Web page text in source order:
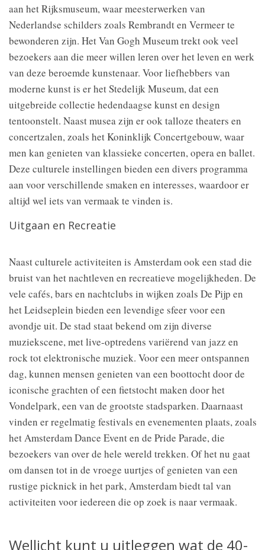
aan het Rijksmuseum, waar meesterwerken van
Nederlandse schilders zoals Rembrandt en Vermeer te
bewonderen zijn. Het Van Gogh Museum trekt ook veel
bezoekers aan die meer willen leren over het leven en werk
van deze beroemde kunstenaar. Voor liefhebbers van
moderne kunst is er het Stedelijk Museum, dat een
uitgebreide collectie hedendaagse kunst en design
tentoonstelt. Naast musea zijn er ook talloze theaters en
concertzalen, zoals het Koninklijk Concertgebouw, waar
men kan genieten van klassieke concerten, opera en ballet.
Deze culturele instellingen bieden een divers programma
aan voor verschillende smaken en interesses, waardoor er
altijd wel iets van vermaak te vinden is.
Uitgaan en Recreatie
Naast culturele activiteiten is Amsterdam ook een stad die
bruist van het nachtleven en recreatieve mogelijkheden. De
vele cafés, bars en nachtclubs in wijken zoals De Pijp en
het Leidseplein bieden een levendige sfeer voor een
avondje uit. De stad staat bekend om zijn diverse
muziekscene, met live-optredens variërend van jazz en
rock tot elektronische muziek. Voor een meer ontspannen
dag, kunnen mensen genieten van een boottocht door de
iconische grachten of een fietstocht maken door het
Vondelpark, een van de grootste stadsparken. Daarnaast
vinden er regelmatig festivals en evenementen plaats, zoals
het Amsterdam Dance Event en de Pride Parade, die
bezoekers van over de hele wereld trekken. Of het nu gaat
om dansen tot in de vroege uurtjes of genieten van een
rustige picknick in het park, Amsterdam biedt tal van
activiteiten voor iedereen die op zoek is naar vermaak.
Wellicht kunt u uitleggen wat de 40-